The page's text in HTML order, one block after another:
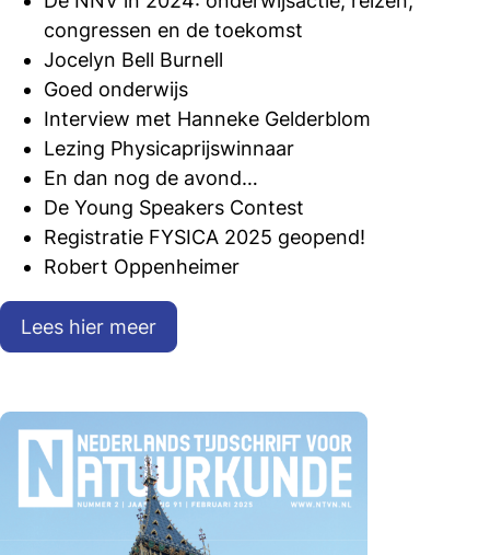
congressen en de toekomst
Jocelyn Bell Burnell
Goed onderwijs
Interview met Hanneke Gelderblom
Lezing Physicaprijswinnaar
En dan nog de avond…
De Young Speakers Contest
Registratie FYSICA 2025 geopend!
Robert Oppenheimer
Lees hier meer